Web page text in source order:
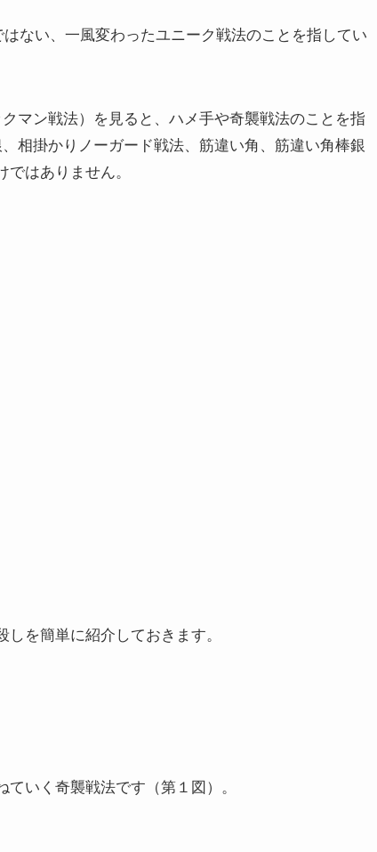
ない、一風変わったユニーク戦法のことを指してい
マン戦法）を見ると、ハメ手や奇襲戦法のことを指
相掛かりノーガード戦法、筋違い角、筋違い角棒銀
はありません。
を簡単に紹介しておきます。
いく奇襲戦法です（第１図）。